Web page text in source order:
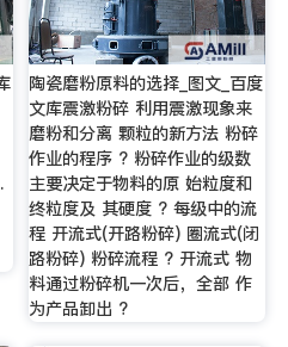
陶瓷磨粉原料的选择_图文_百度
文库震激粉碎 利用震激现象来
磨粉和分离 颗粒的新方法 粉碎
作业的程序 ? 粉碎作业的级数
主要决定于物料的原 始粒度和
终粒度及 其硬度 ? 每级中的流
程 开流式(开路粉碎) 圈流式(闭
路粉碎) 粉碎流程 ? 开流式 物
料通过粉碎机一次后，全部 作
为产品卸出 ?